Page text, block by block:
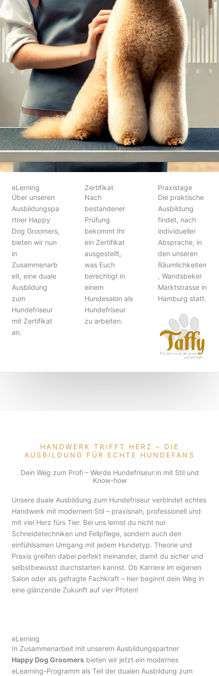
eLerning
Über unseren
Ausbildungspa
rtner Happy
Dog Groomers,
bieten wir nun
in
Zusammenarb
eit, eine duale
Ausbildung
zum
Hundefriseur
mit Zertifikat
an.
Zertifikat
Nach
bestandener
Prüfung
bekommt Ihr
ein Zertifikat
ausgestellt,
was Euch
berechtigt in
einem
Hundesalon als
Hundefriseur
zu arbeiten.
Praxistage
Die praktische
Ausbildung
findet, nach
individueller
Absprache, in
den unseren
Räumlichkeiten
, Wandsbeker
Marktstrasse in
Hamburg statt.
HANDWERK TRIFFT HERZ – DIE
AUSBILDUNG FÜR ECHTE HUNDEFANS
Dein Weg zum Profi – Werde Hundefriseur:in mit Stil und
Know-how
Unsere duale Ausbildung zum Hundefriseur verbindet echtes
Handwerk mit modernem Stil – praxisnah, professionell und
mit viel Herz fürs Tier. Bei uns lernst du nicht nur
Schneidetechniken und Fellpflege, sondern auch den
einfühlsamen Umgang mit jedem Hundetyp. Theorie und
Praxis greifen dabei perfekt ineinander, damit du sicher und
selbstbewusst durchstarten kannst. Ob Karriere im eigenen
Salon oder als gefragte Fachkraft – hier beginnt dein Weg in
eine glänzende Zukunft auf vier Pfoten!
eLerning
In Zusammenarbeit mit unserem Ausbildungspartner
Happy Dog Groomers bieten wir jetzt ein modernes
eLearning-Programm als Teil der dualen Ausbildung zum